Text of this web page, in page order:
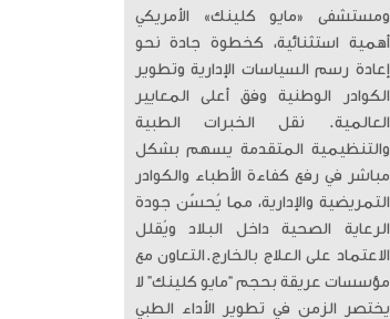
ومستشفى «مايو كلينك» الأمريكي
أهمية استثنائية، كخطوة جادة نحو
إعادة رسم السياسات الإدارية وتطوير
الكوادر الوطنية وفق أعلى المعايير
العالمية. ​ نقل الخبرات الطبية
والتنظيمية المتقدمة يسهم بشكل
مباشر في رفع كفاءة الأطباء والكوادر
التمريضية والإدارية، مما يُحسّن جودة
الرعاية الصحية داخل البلاد ويُقلل
الاعتماد على العلاج بالخارج. ​التعاون مع
مؤسسات عريقة بحجم “مايو كلينك” لا
يختصر الزمن في تطوير الأداء الطبي